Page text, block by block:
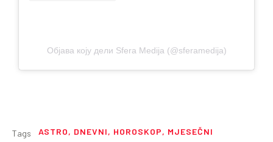
Објава коју дели Sfera Medija (@sferamedija)
Tags ASTRO, DNEVNI, HOROSKOP, MJESEČNI